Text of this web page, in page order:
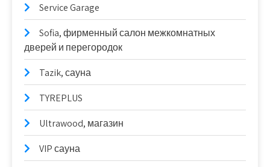
Service Garage
Sofia, фирменный салон межкомнатных
дверей и перегородок
Tazik, сауна
TYREPLUS
Ultrawood, магазин
VIP сауна